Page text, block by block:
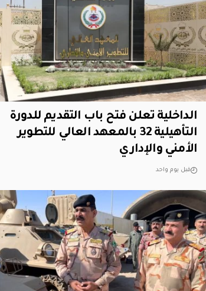
الداخلية تعلن فتح باب التقديم للدورة
التأهيلية 32 بالمعهد العالي للتطوير
الأمني والإداري
قبل يوم واحد